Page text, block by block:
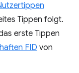
Tippen folgt.
erste Tippen
FID von